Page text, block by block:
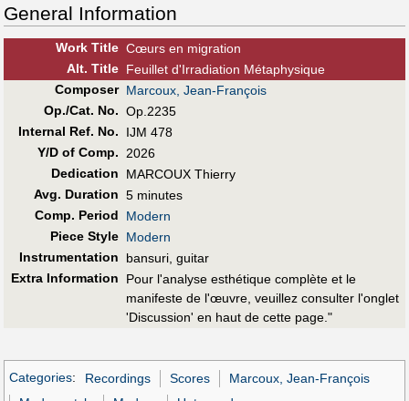
General Information
Work Title Cœurs en migration
Alt. Title Feuillet d'Irradiation Métaphysique
Composer Marcoux, Jean-François
Op./Cat. No. Op.2235
Internal Ref. No.
IJM 478
Y/D of Comp.
2026
Dedication
MARCOUX Thierry
Avg. Duration 5 minutes
Comp. Period
Modern
Piece Style Modern
Instrumentation
bansuri, guitar
Extra Information
Pour l'analyse esthétique complète et le
manifeste de l'œuvre, veuillez consulter l'onglet
'Discussion' en haut de cette page."
Categories: Recordings Scores
Marcoux, Jean-François